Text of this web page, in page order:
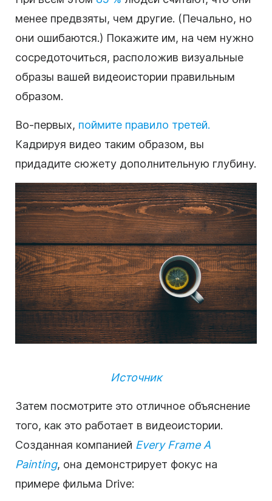
менее предвзяты, чем другие. (Печально, но
они ошибаются.) Покажите им, на чем нужно
сосредоточиться, расположив визуальные
образы вашей видеоистории правильным
образом.
Во-первых, поймите правило третей.
Кадрируя видео таким образом, вы
придадите сюжету дополнительную глубину.
Источник
Затем посмотрите это отличное объяснение
того, как это работает в видеоистории.
Созданная компанией Every Frame A
Painting, она демонстрирует фокус на
примере фильма Drive: